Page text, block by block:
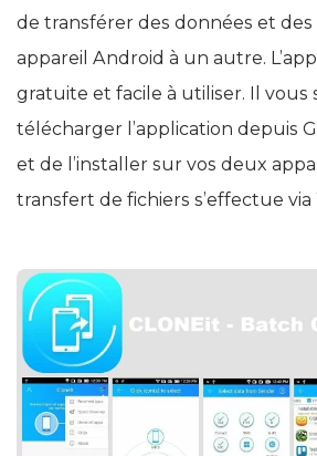
de transférer des données et des
appareil Android à un autre.
gratuite et facile à utiliser. Il vous
télécharger l’application depuis
et de l’installer sur vos deux
transfert de fichiers s’effectue via